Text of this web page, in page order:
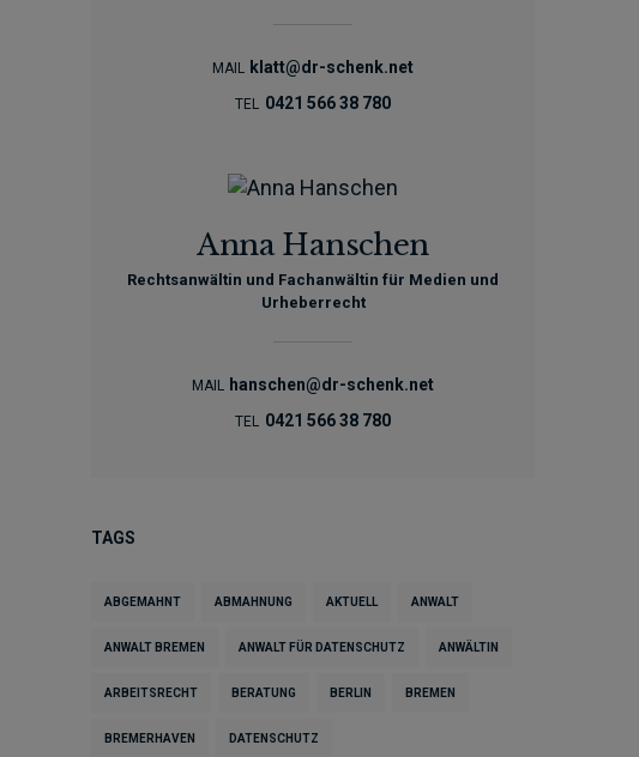
MAIL klatt@dr-schenk.net
TEL 0421 566 38 780
Anna Hanschen
Rechtsanwältin und Fachanwältin für Medien und
Urheberrecht
MAIL hanschen@dr-schenk.net
TEL 0421 566 38 780
TAGS
ABGEMAHNT ABMAHNUNG AKTUELL ANWALT
ANWALT BREMEN ANWALT FÜR DATENSCHUTZ ANWÄLTIN
ARBEITSRECHT BERATUNG BERLIN BREMEN
BREMERHAVEN DATENSCHUTZ